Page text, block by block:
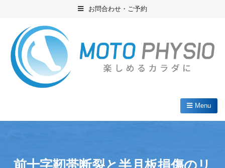
content
お問合わせ・ご予約
ブリスベンのフィジオ Moto Physio
Menu